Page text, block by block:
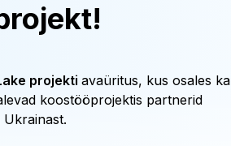
projekti avaüritus, kus osales ka
koostööprojektis partnerid